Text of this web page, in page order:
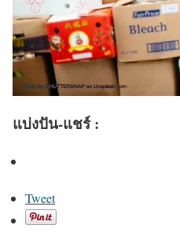
แบ่งปัน-แชร์ :
Tweet